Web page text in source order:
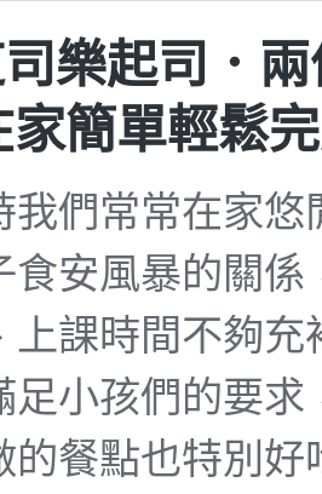
樂起司．
家簡單輕鬆
我們常常在家
食安風暴的關
上課時間不夠
足小孩們的要
的餐點也特別